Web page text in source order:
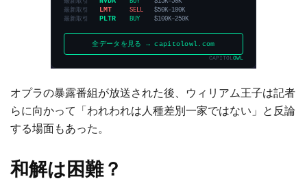
オプラの暴露番組が放送された後、ウィリアム王子は記者
らに向かって「われわれは人種差別一家ではない」と反論
する場面もあった。
和解は困難？